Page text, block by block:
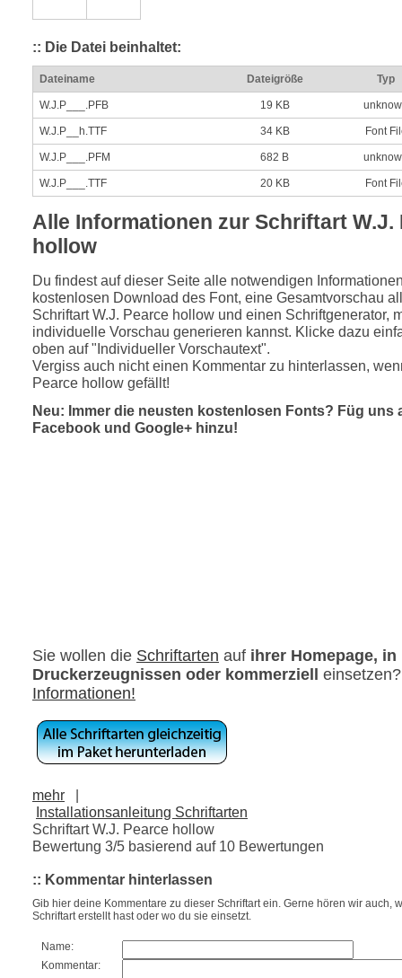
:: Die Datei beinhaltet:
Dateiname Dateigröße Typ
W.J.P___.PFB 19 KB
W.J.P__h.TTF 34 KB Font
W.J.P___.PFM 682 B
W.J.P___.TTF 20 KB Font
Alle Informationen zur Schriftart W.J.
hollow
Du findest auf dieser Seite alle notwendigen
kostenlosen Download des Font, eine Gesamtvorschau
Schriftart W.J. Pearce hollow und einen Schriftgenerator,
individuelle Vorschau generieren kannst. Klicke dazu
oben auf "Individueller Vorschautext".
Vergiss auch nicht einen Kommentar zu hinterlassen,
Pearce hollow gefällt!
Neu: Immer die neusten kostenlosen Fonts? Füg uns
Facebook und Google+ hinzu!
Sie wollen die Schriftarten auf ihrer Homepage, in
Druckerzeugnissen oder kommerziell
Informationen!
mehr
|
Installationsanleitung Schriftarten
Schriftart W.J. Pearce hollow
Bewertung 3/5 basierend auf 10 Bewertungen
:: Kommentar hinterlassen
Gib hier deine Kommentare zu dieser Schriftart ein. Gerne hören wir auch,
Schriftart erstellt hast oder wo du sie einsetzt.
Name:
Kommentar: